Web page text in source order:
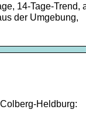
14-Tage-Trend,
der Umgebung,
Heldburg: